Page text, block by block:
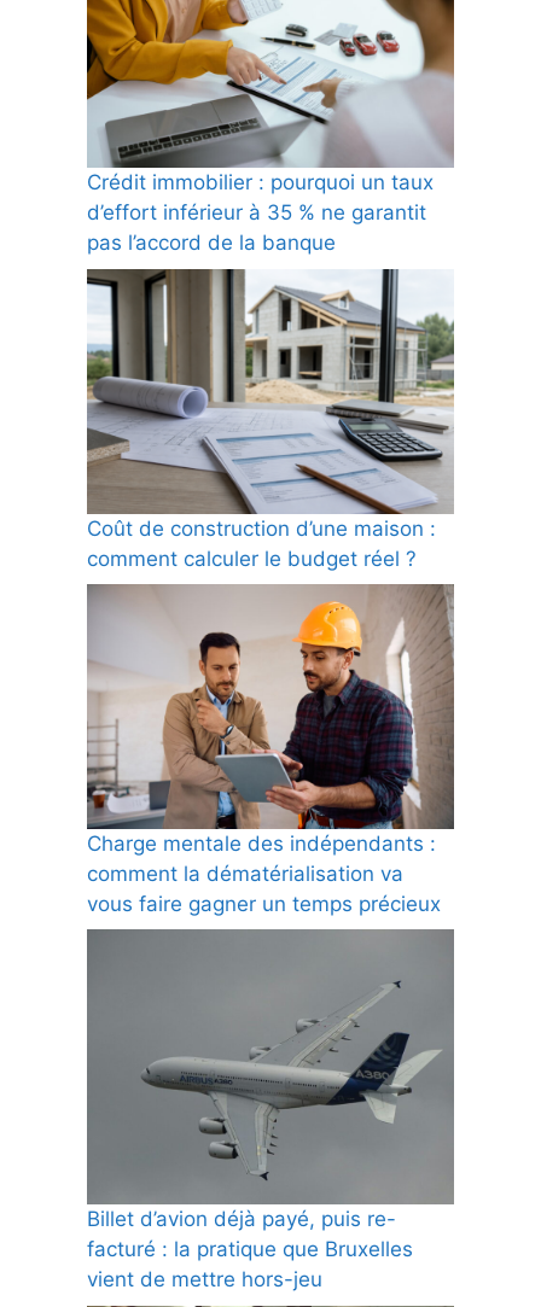
Crédit immobilier : pourquoi un taux
d’effort inférieur à 35 % ne garantit
pas l’accord de la banque
Coût de construction d’une maison :
comment calculer le budget réel ?
Charge mentale des indépendants :
comment la dématérialisation va
vous faire gagner un temps précieux
Billet d’avion déjà payé, puis re-
facturé : la pratique que Bruxelles
vient de mettre hors-jeu